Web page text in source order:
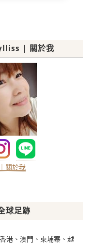
| 關於我
關於我
球足跡
港、澳門、柬埔寨、越